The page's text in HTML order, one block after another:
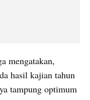
mengatakan,
hasil kajian tahun
tampung optimum